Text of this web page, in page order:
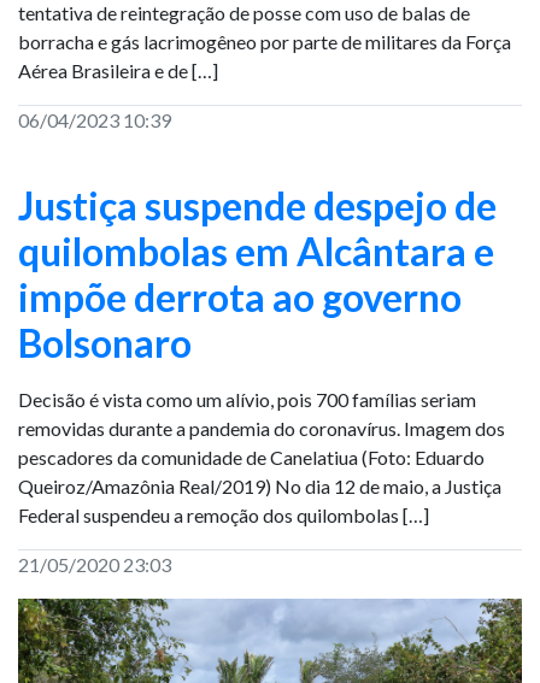
tentativa de reintegração de posse com uso de balas de
borracha e gás lacrimogêneo por parte de militares da Força
Aérea Brasileira e de […]
06/04/2023 10:39
Justiça suspende despejo de
quilombolas em Alcântara e
impõe derrota ao governo
Bolsonaro
Decisão é vista como um alívio, pois 700 famílias seriam
removidas durante a pandemia do coronavírus. Imagem dos
pescadores da comunidade de Canelatiua (Foto: Eduardo
Queiroz/Amazônia Real/2019) No dia 12 de maio, a Justiça
Federal suspendeu a remoção dos quilombolas […]
21/05/2020 23:03